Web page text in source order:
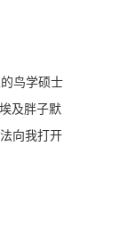
鸟学硕士
及胖子默
向我打开